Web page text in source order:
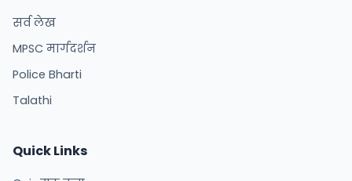
सर्व लेख
MPSC मार्गदर्शन
Police Bharti
Talathi
Quick Links